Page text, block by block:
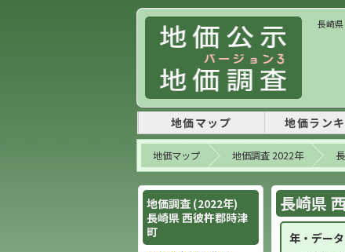
長崎
地価マップ 地価ラン
地価マップ 地価調査 2022年
地価調査 (2022年)
長崎県 西彼杵郡時津
町
長崎県
年・データ